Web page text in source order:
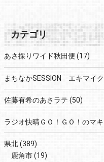
カテゴリ
あさ採りワイド秋田便 (17)
まちなかSESSION エキマイク
佐藤有希のあさラテ (50)
ラジオ快晴ＧＯ！ＧＯ！のマキ
県北(389)
鹿角市(19)